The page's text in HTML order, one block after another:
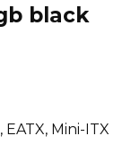
black
EATX, Mini-ITX